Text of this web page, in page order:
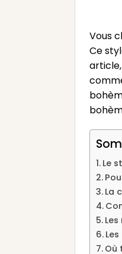
Vous
Ce
Le
La
Où